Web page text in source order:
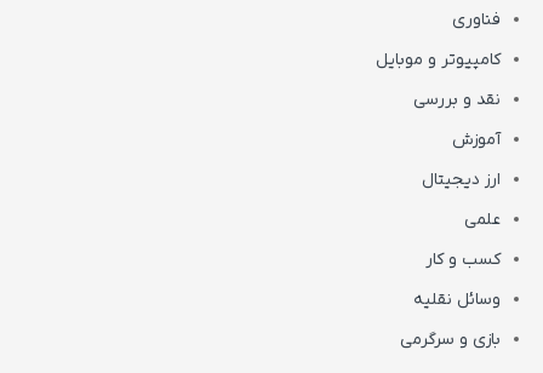
فناوری
کامپیوتر و موبایل
نقد و بررسی
آموزش
ارز دیجیتال
علمی
کسب و کار
وسائل نقلیه
بازی و سرگرمی